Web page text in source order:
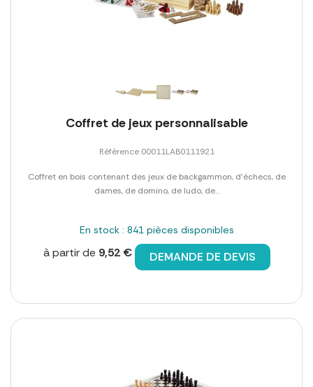
Coffret de jeux personnalisable
Référence 00011LAB0111921
Coffret en bois contenant des jeux de backgammon, d'échecs, de
dames, de domino, de ludo, de...
En stock : 841 pièces disponibles
à partir de 9,52 € DEMANDE DE DEVIS